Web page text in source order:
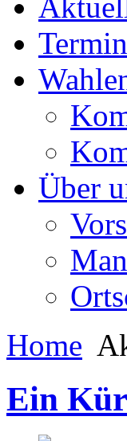
Über
Home
Ein